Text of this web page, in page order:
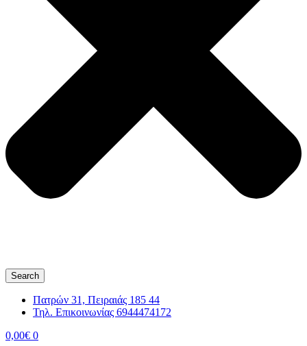
Search
Πατρών 31, Πειραιάς 185 44
Τηλ. Επικοινωνίας 6944474172
0,00€ 0